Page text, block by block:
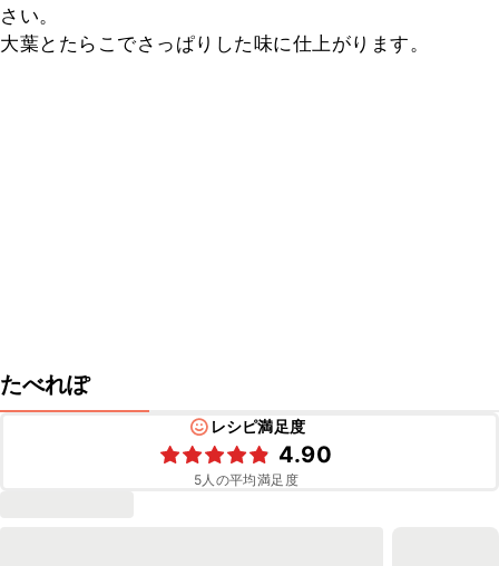
さい。
大葉とたらこでさっぱりした味に仕上がります。
たべれぽ
レシピ満足度
4.90
5人の平均満足度